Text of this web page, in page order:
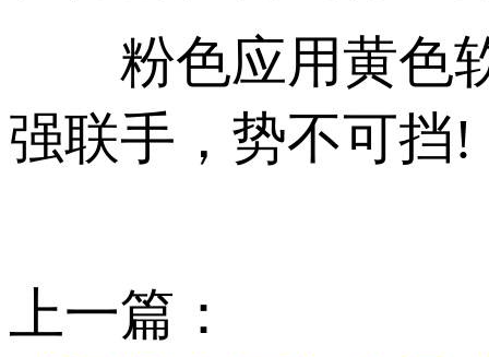
粉色应用黄色软件
强联手，势不可挡!
上一篇：